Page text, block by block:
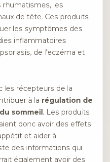
rhumatismes, les
de tête. Ces produits
les symptômes des
inflammatoires
de l’eczéma et
les récepteurs de la
à la régulation de
sommeil. Les produits
donc avoir des effets
et aider à
des informations qui
également avoir des